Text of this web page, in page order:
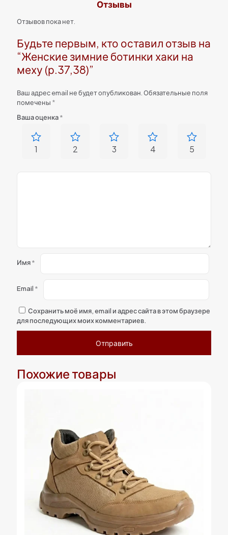
Отзывы
Отзывов пока нет.
Будьте первым, кто оставил отзыв на
“Женские зимние ботинки хаки на
меху (р.37,38)”
Ваш адрес email не будет опубликован. Обязательные поля
помечены *
Ваша оценка*
1 2 3 4 5
Имя*
Email *
Сохранить моё имя, email и адрес сайта в этом браузере
для последующих моих комментариев.
Похожие товары